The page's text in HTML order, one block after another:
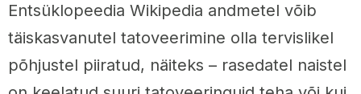
Entsüklopeedia Wikipedia andmetel võib
täiskasvanutel tatoveerimine olla tervislikel
põhjustel piiratud, näiteks – rasedatel naistel